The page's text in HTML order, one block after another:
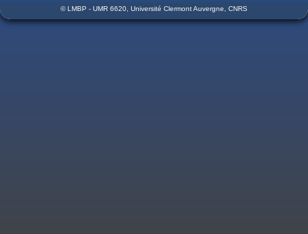
© LMBP - UMR 6620, Université Clermont Auvergne, CNRS